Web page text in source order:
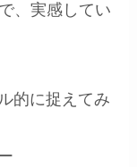
、実感してい
的に捉えてみ